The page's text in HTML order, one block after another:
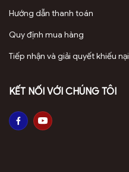
Hướng dẫn thanh toán
Quy định mua hàng
Tiếp nhận và giải quyết khiếu nại
KẾT NỐI VỚI CHÚNG TÔI